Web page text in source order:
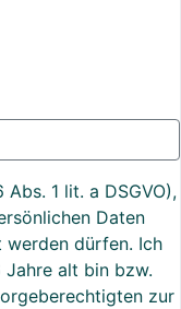
1 lit. a DSGVO),
Daten
dürfen. Ich
Jahre alt bin bzw.
zur